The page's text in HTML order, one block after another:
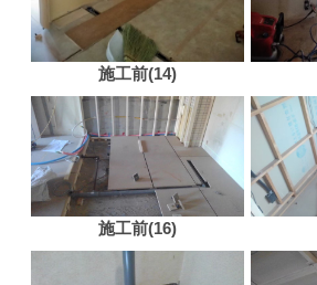
施工前(14)
施工前(16)